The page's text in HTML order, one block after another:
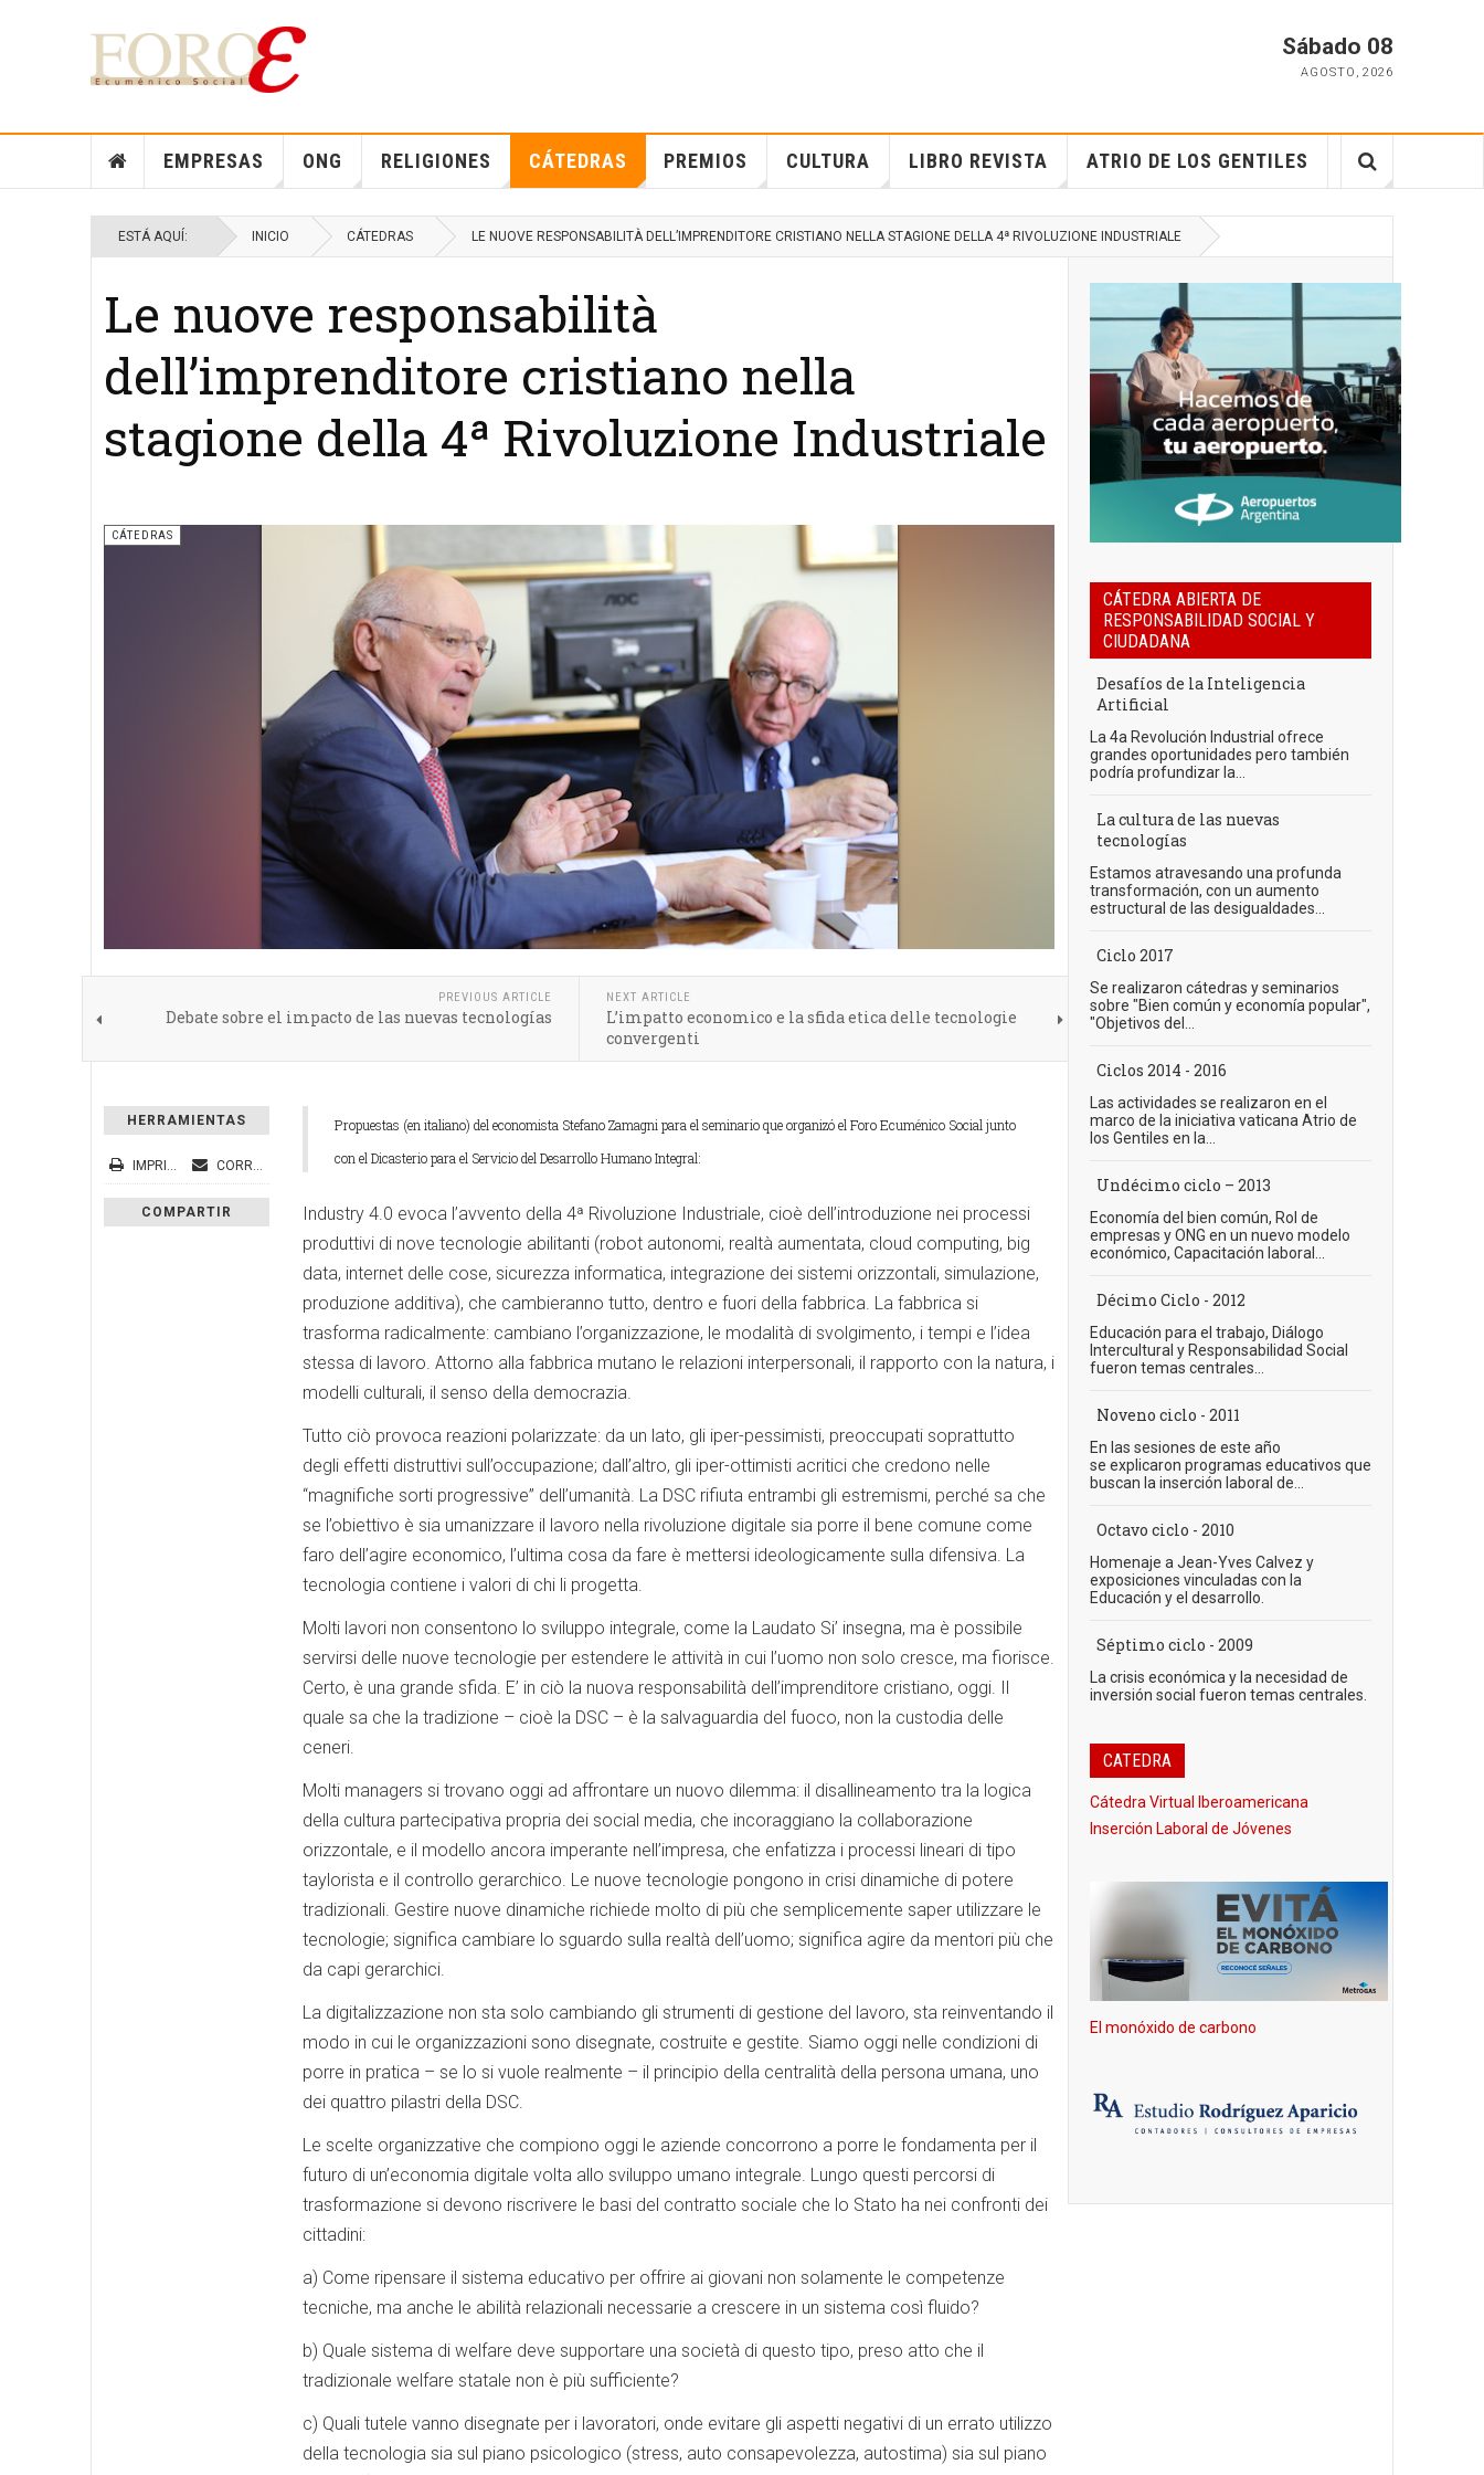
Sábado 08
AGOSTO , 2026
EMPRESAS ONG RELIGIONES CÁTEDRAS PREMIOS CULTURA LIBRO REVISTA ATRIO DE LOS GENTILES
ESTÁ AQUÍ: INICIO CÁTEDRAS LE NUOVE RESPONSABILITÀ DELL’IMPRENDITORE CRISTIANO NELLA STAGIONE DELLA 4ª RIVOLUZIONE INDUSTRIALE
Le nuove responsabilità
dell’imprenditore cristiano nella
stagione della 4ª Rivoluzione Industriale
CÁTEDRAS
PREVIOUS ARTICLE
Debate sobre el impacto de las nuevas tecnologías
NEXT ARTICLE
L’impatto economico e la sfida etica delle tecnologie
convergenti
HERRAMIENTAS
IMPRIMIR CORREO ELECTRÓNICO
COMPARTIR
Propuestas (en italiano) del economista Stefano Zamagni para el seminario que organizó el Foro Ecuménico Social junto
con el Dicasterio para el Servicio del Desarrollo Humano Integral:
Industry 4.0 evoca l’avvento della 4ª Rivoluzione Industriale, cioè dell’introduzione nei processi
produttivi di nove tecnologie abilitanti (robot autonomi, realtà aumentata, cloud computing, big
data, internet delle cose, sicurezza informatica, integrazione dei sistemi orizzontali, simulazione,
produzione additiva), che cambieranno tutto, dentro e fuori della fabbrica. La fabbrica si
trasforma radicalmente: cambiano l’organizzazione, le modalità di svolgimento, i tempi e l’idea
stessa di lavoro. Attorno alla fabbrica mutano le relazioni interpersonali, il rapporto con la natura, i
modelli culturali, il senso della democrazia.
Tutto ciò provoca reazioni polarizzate: da un lato, gli iper-pessimisti, preoccupati soprattutto
degli effetti distruttivi sull’occupazione; dall’altro, gli iper-ottimisti acritici che credono nelle
“magnifiche sorti progressive” dell’umanità. La DSC rifiuta entrambi gli estremismi, perché sa che
se l’obiettivo è sia umanizzare il lavoro nella rivoluzione digitale sia porre il bene comune come
faro dell’agire economico, l’ultima cosa da fare è mettersi ideologicamente sulla difensiva. La
tecnologia contiene i valori di chi li progetta.
Molti lavori non consentono lo sviluppo integrale, come la Laudato Si’ insegna, ma è possibile
servirsi delle nuove tecnologie per estendere le attività in cui l’uomo non solo cresce, ma fiorisce.
Certo, è una grande sfida. E’ in ciò la nuova responsabilità dell’imprenditore cristiano, oggi. Il
quale sa che la tradizione – cioè la DSC – è la salvaguardia del fuoco, non la custodia delle
ceneri.
Molti managers si trovano oggi ad affrontare un nuovo dilemma: il disallineamento tra la logica
della cultura partecipativa propria dei social media, che incoraggiano la collaborazione
orizzontale, e il modello ancora imperante nell’impresa, che enfatizza i processi lineari di tipo
taylorista e il controllo gerarchico. Le nuove tecnologie pongono in crisi dinamiche di potere
tradizionali. Gestire nuove dinamiche richiede molto di più che semplicemente saper utilizzare le
tecnologie; significa cambiare lo sguardo sulla realtà dell’uomo; significa agire da mentori più che
da capi gerarchici.
La digitalizzazione non sta solo cambiando gli strumenti di gestione del lavoro, sta reinventando il
modo in cui le organizzazioni sono disegnate, costruite e gestite. Siamo oggi nelle condizioni di
porre in pratica – se lo si vuole realmente – il principio della centralità della persona umana, uno
dei quattro pilastri della DSC.
Le scelte organizzative che compiono oggi le aziende concorrono a porre le fondamenta per il
futuro di un’economia digitale volta allo sviluppo umano integrale. Lungo questi percorsi di
trasformazione si devono riscrivere le basi del contratto sociale che lo Stato ha nei confronti dei
cittadini:
a) Come ripensare il sistema educativo per offrire ai giovani non solamente le competenze
tecniche, ma anche le abilità relazionali necessarie a crescere in un sistema così fluido?
b) Quale sistema di welfare deve supportare una società di questo tipo, preso atto che il
tradizionale welfare statale non è più sufficiente?
c) Quali tutele vanno disegnate per i lavoratori, onde evitare gli aspetti negativi di un errato utilizzo
della tecnologia sia sul piano psicologico (stress, auto consapevolezza, autostima) sia sul piano
CÁTEDRA ABIERTA DE
RESPONSABILIDAD SOCIAL Y
CIUDADANA
Desafíos de la Inteligencia
Artificial
La 4a Revolución Industrial ofrece
grandes oportunidades pero también
podría profundizar la...
La cultura de las nuevas
tecnologías
Estamos atravesando una profunda
transformación, con un aumento
estructural de las desigualdades...
Ciclo 2017
Se realizaron cátedras y seminarios
sobre "Bien común y economía popular",
"Objetivos del...
Ciclos 2014 - 2016
Las actividades se realizaron en el
marco de la iniciativa vaticana Atrio de
los Gentiles en la...
Undécimo ciclo – 2013
Economía del bien común, Rol de
empresas y ONG en un nuevo modelo
económico, Capacitación laboral...
Décimo Ciclo - 2012
Educación para el trabajo, Diálogo
Intercultural y Responsabilidad Social
fueron temas centrales...
Noveno ciclo - 2011
En las sesiones de este año
se explicaron programas educativos que
buscan la inserción laboral de...
Octavo ciclo - 2010
Homenaje a Jean-Yves Calvez y
exposiciones vinculadas con la
Educación y el desarrollo.
Séptimo ciclo - 2009
La crisis económica y la necesidad de
inversión social fueron temas centrales.
CATEDRA
Cátedra Virtual Iberoamericana
Inserción Laboral de Jóvenes
El monóxido de carbono